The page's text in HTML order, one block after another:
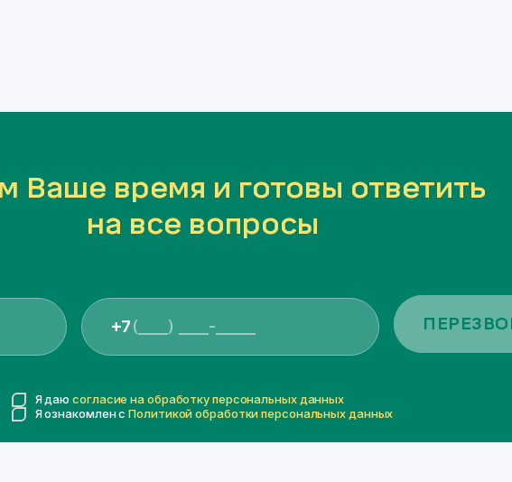
Ваше время и готовы ответить
на все вопросы
+7
Я даю согласие на обработку персональных данных
Я ознакомлен с Политикой обработки персональных данных